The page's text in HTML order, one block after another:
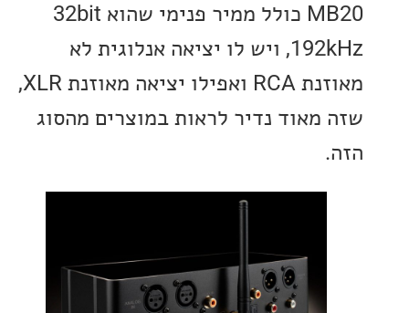
MB20 כולל ממיר פנימי שהוא 32bit
192kHz, ויש לו יציאה אנלוגית לא
מאוזנת RCA ואפילו יציאה מאוזנת XLR,
נדיר לראות במוצרים מהסוג